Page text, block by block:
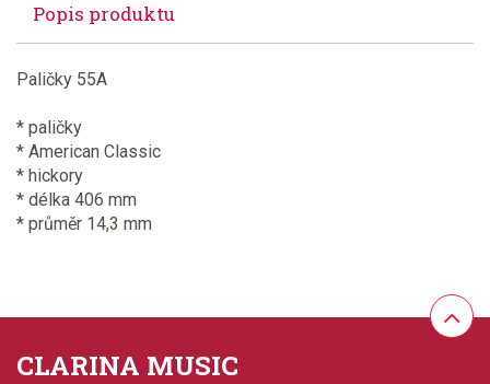
Popis produktu
Paličky 55A
* paličky
* American Classic
* hickory
* délka 406 mm
* průměr 14,3 mm
CLARINA MUSIC